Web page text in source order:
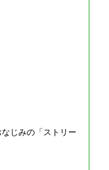
じみの「ストリー